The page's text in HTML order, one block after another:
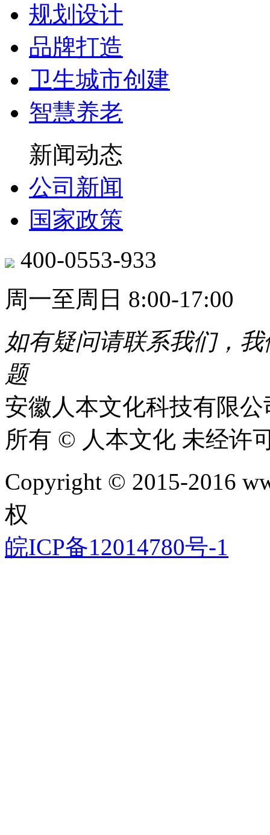
规划设计
品牌打造
卫生城市创建
智慧养老
新闻动态
公司新闻
国家政策
400-0553-933
周一至周日 8:00-17:00
如有疑问请联系我们，
题​
安徽人本文化科技有限
所有 © 人本文化 未经许
Copyright © 2015-2016
权
皖ICP备12014780号-1